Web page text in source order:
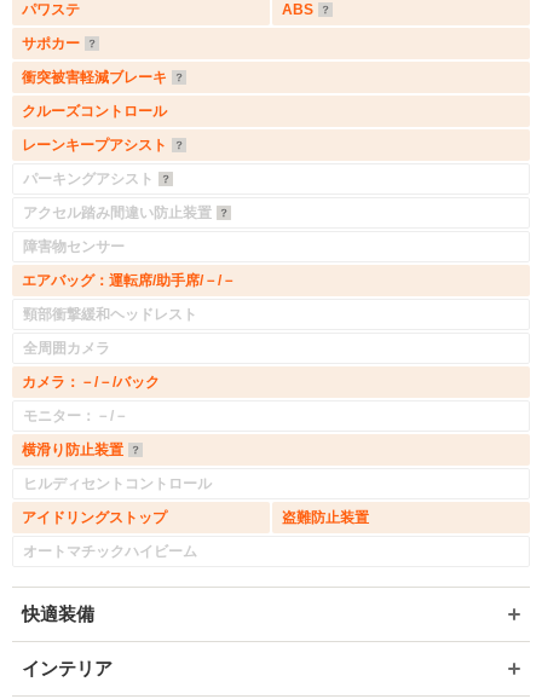
パワステ
ABS
サポカー
衝突被害軽減ブレーキ
クルーズコントロール
レーンキープアシスト
パーキングアシスト
アクセル踏み間違い防止装置
障害物センサー
エアバッグ：運転席/助手席/－/－
頸部衝撃緩和ヘッドレスト
全周囲カメラ
カメラ：－/－/バック
モニター：－/－
横滑り防止装置
ヒルディセントコントロール
アイドリングストップ
盗難防止装置
オートマチックハイビーム
快適装備
インテリア